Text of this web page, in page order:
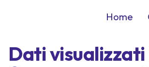
Home
Dati visualizzati